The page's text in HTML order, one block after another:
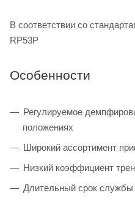
В соответствии со
RP53P
Особенности
Регулируемое
положениях
Широкий ассортимент
Низкий коэффициент
Длительный срок службы